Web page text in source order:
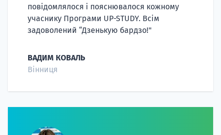
повідомлялося і пояснювалося кожному
учаснику Програми UP-STUDY. Всім
задоволений “Дзенькую бардзо!"
ВАДИМ КОВАЛЬ
Вінниця